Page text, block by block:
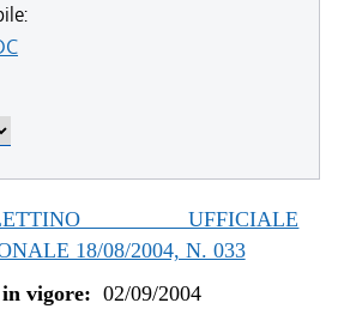
UFFICIALE
18/08/2004, N. 033
vigore: 02/09/2004